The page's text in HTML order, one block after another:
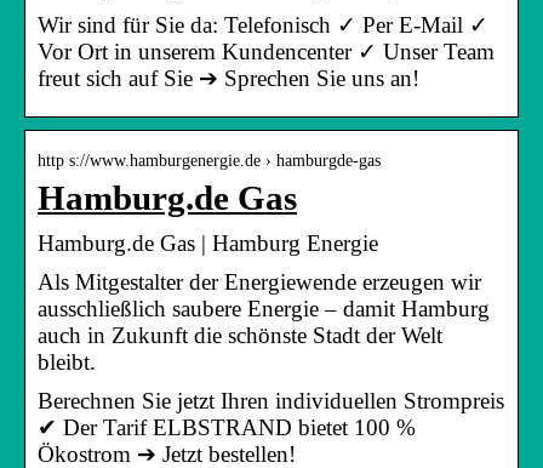
Wir sind für Sie da: Telefonisch ✓ Per E-Mail ✓
Vor Ort in unserem Kundencenter ✓ Unser Team
freut sich auf Sie ➔ Sprechen Sie uns an!
http s://www.hamburgenergie.de › hamburgde-gas
Hamburg.de Gas
Hamburg.de Gas | Hamburg Energie
Als Mitgestalter der Energiewende erzeugen wir
ausschließlich saubere Energie – damit Hamburg
auch in Zukunft die schönste Stadt der Welt
bleibt.
Berechnen Sie jetzt Ihren individuellen Strompreis
✔ Der Tarif ELBSTRAND bietet 100 %
Ökostrom ➔ Jetzt bestellen!